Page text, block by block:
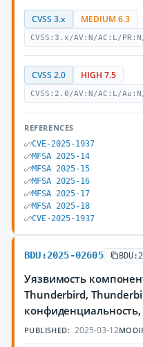
CVSS 3.x MEDIUM 6.3
CVSS:3.x/AV:N/AC:L/
CVSS 2.0 HIGH 7.5
CVSS:2.0/AV:N/AC:L/
REFERENCES
CVE-2025-1937
MFSA 2025-14
MFSA 2025-15
MFSA 2025-16
MFSA 2025-17
MFSA 2025-18
CVE-2025-1937
BDU:2025-02605
Уязвимость
Thunderbird,
PUBLISHED: 2025-03-12